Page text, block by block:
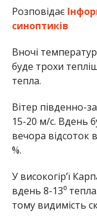
Розповідає
синоптиків
Вночі
буде трохи
тепла.
Вітер південно-
15-20 м/с. Вдень
вечора відсоток
%.
У високогір’ї
вдень 8-13⁰
тому видимість